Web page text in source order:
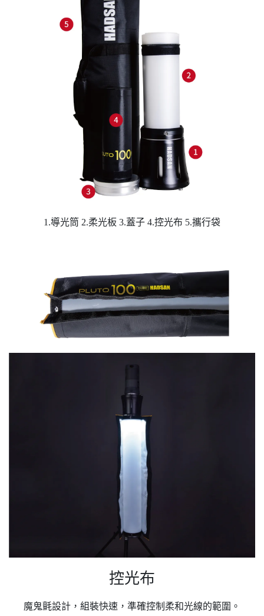
1.導光筒 2.柔光板 3.蓋子 4.控光布 5.攜行袋
控光布
魔鬼氈設計，組裝快速，準確控制柔和光線的範圍。